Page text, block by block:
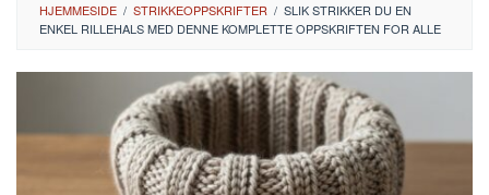
HJEMMESIDE / STRIKKEOPPSKRIFTER / SLIK STRIKKER DU EN
ENKEL RILLEHALS MED DENNE KOMPLETTE OPPSKRIFTEN FOR ALLE